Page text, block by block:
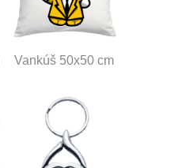
Vankúš 50x50 cm